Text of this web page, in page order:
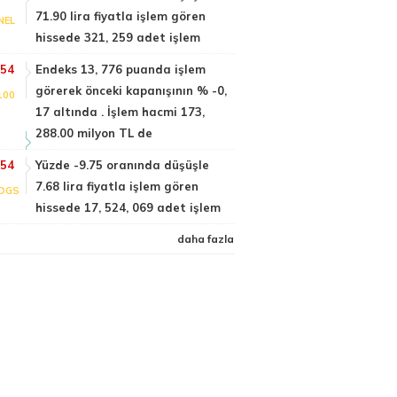
71.90 lira fiyatla işlem gören
hissede 321, 259 adet işlem
Endeks 13, 776 puanda işlem
görerek önceki kapanışının % -0,
17 altında . İşlem hacmi 173,
288.00 milyon TL de
Yüzde -9.75 oranında düşüşle
7.68 lira fiyatla işlem gören
hissede 17, 524, 069 adet işlem
daha fazla